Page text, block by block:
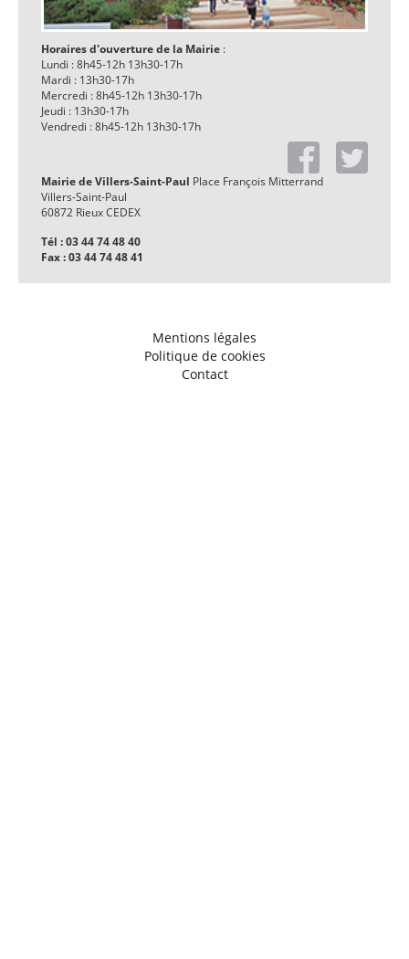
Horaires d'ouverture de la Mairie :
Lundi : 8h45-12h 13h30-17h
Mardi : 13h30-17h
Mercredi : 8h45-12h 13h30-17h
Jeudi : 13h30-17h
Vendredi : 8h45-12h 13h30-17h
Mairie de Villers-Saint-Paul Place François Mitterrand
Villers-Saint-Paul
60872 Rieux CEDEX
Tél : 03 44 74 48 40
Fax : 03 44 74 48 41
Mentions légales
Politique de cookies
Contact